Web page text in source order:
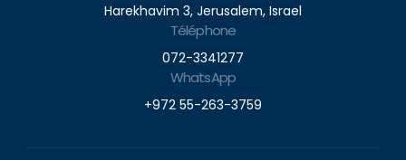
Harekhavim 3, Jerusalem, Israel
Téléphone
072-3341277
WhatsApp
+972 55-263-3759